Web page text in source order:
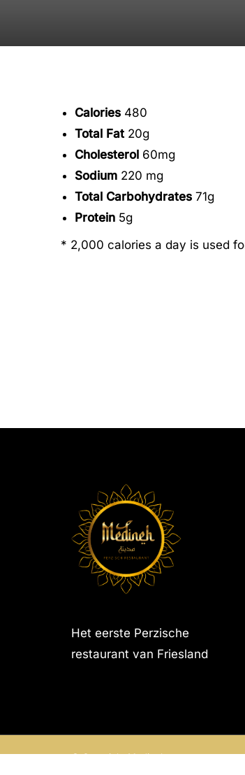
Calories 480
Total Fat20g
Cholesterol 60mg
Sodium 220 mg
Total Carbohydrates 71g
Protein 5g
* 2,000 calories a day is used
Het eerste Perzische
restaurant van Friesland
© Copyright Medineh